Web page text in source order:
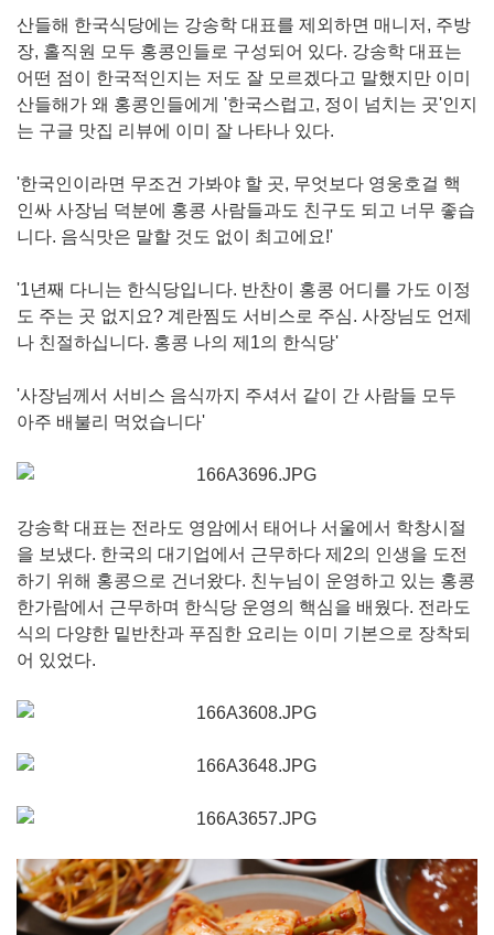
산들해 한국식당에는 강송학 대표를 제외하면 매니저, 주방
장, 홀직원 모두 홍콩인들로 구성되어 있다. 강송학 대표는
어떤 점이 한국적인지는 저도 잘 모르겠다고 말했지만 이미
산들해가 왜 홍콩인들에게 '한국스럽고, 정이 넘치는 곳'인지
는 구글 맛집 리뷰에 이미 잘 나타나 있다.
'한국인이라면 무조건 가봐야 할 곳, 무엇보다 영웅호걸 핵
인싸 사장님 덕분에 홍콩 사람들과도 친구도 되고 너무 좋습
니다. 음식맛은 말할 것도 없이 최고에요!'
'1년째 다니는 한식당입니다. 반찬이 홍콩 어디를 가도 이정
도 주는 곳 없지요? 계란찜도 서비스로 주심. 사장님도 언제
나 친절하십니다. 홍콩 나의 제1의 한식당'
'사장님께서 서비스 음식까지 주셔서 같이 간 사람들 모두
아주 배불리 먹었습니다'
강송학 대표는 전라도 영암에서 태어나 서울에서 학창시절
을 보냈다. 한국의 대기업에서 근무하다 제2의 인생을 도전
하기 위해 홍콩으로 건너왔다. 친누님이 운영하고 있는 홍콩
한가람에서 근무하며 한식당 운영의 핵심을 배웠다. 전라도
식의 다양한 밑반찬과 푸짐한 요리는 이미 기본으로 장착되
어 있었다.